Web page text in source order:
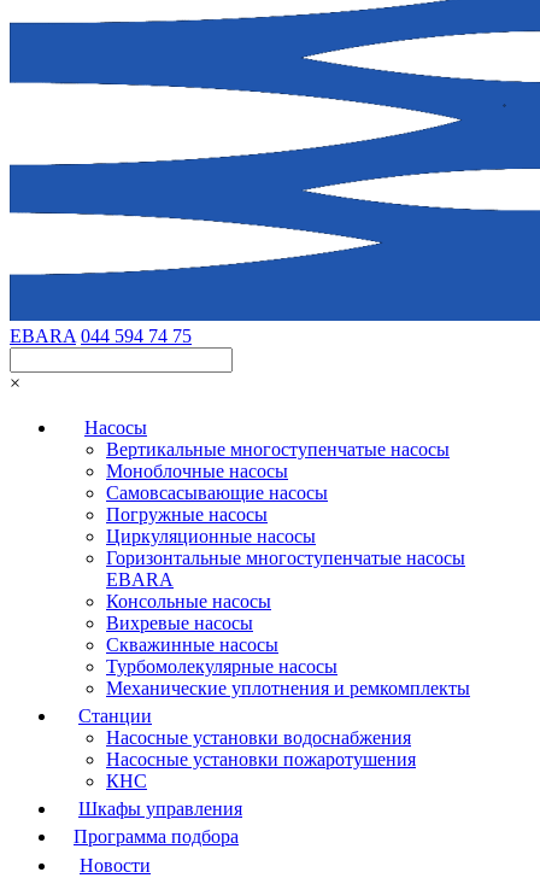
EBARA 044 594 74 75
×
Насосы
Вертикальные многоступенчатые насосы
Моноблочные насосы
Самовсасывающие насосы
Погружные насосы
Циркуляционные насосы
Горизонтальные многоступенчатые насосы
EBARA
Консольные насосы
Вихревые насосы
Скважинные насосы
Турбомолекулярные насосы
Механические уплотнения и ремкомплекты
Станции
Насосные установки водоснабжения
Насосные установки пожаротушения
КНС
Шкафы управления
Программа подбора
Новости